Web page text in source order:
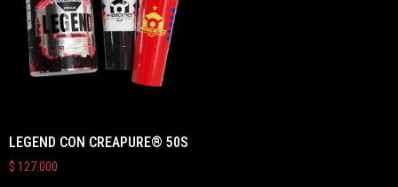
LEGEND CON CREAPURE® 50S
$ 127.000